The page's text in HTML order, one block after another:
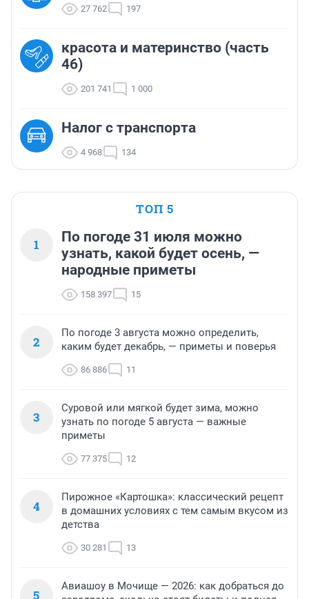
27 762 197
красота и материнство (часть
46)
201 741 1 000
Налог с транспорта
4 968 134
ТОП 5
1
По погоде 31 июля можно
узнать, какой будет осень, —
народные приметы
158 397 15
2
По погоде 3 августа можно определить,
каким будет декабрь, — приметы и поверья
86 886 11
3
Суровой или мягкой будет зима, можно
узнать по погоде 5 августа — важные
приметы
77 375 12
4
Пирожное «Картошка»: классический рецепт
в домашних условиях с тем самым вкусом из
детства
30 281 13
5
Авиашоу в Мочище — 2026: как добраться до